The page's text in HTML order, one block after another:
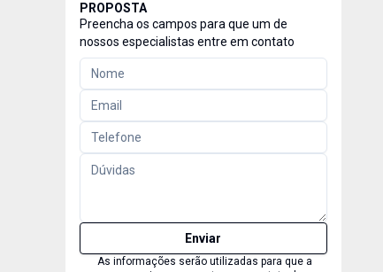
PROPOSTA
Preencha os campos para que um de
nossos especialistas entre em contato
Enviar
As informações serão utilizadas para que a